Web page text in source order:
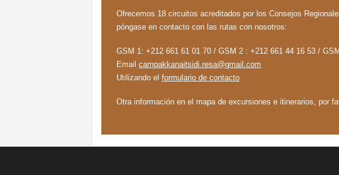
Ofrecemos 18 circuitos acreditados por los Consejos
póngase en contacto con las rutas con nosotros:
GSM 1: +212 661 61 01 70 / GSM 2 : +212 661 44 16 53 /
Email campakkanaitsidi.resa@gmail.com
Utilizando el formulario de contacto
Otra información en el mapa de excursiones e itinerarios, por